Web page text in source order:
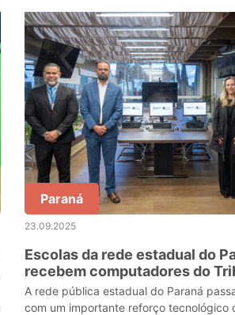
Paraná
23.09.2025
Escolas da rede estadual do
recebem computadores do
Regional Eleitoral
A rede pública estadual do Paraná
com um importante reforço tecnológico